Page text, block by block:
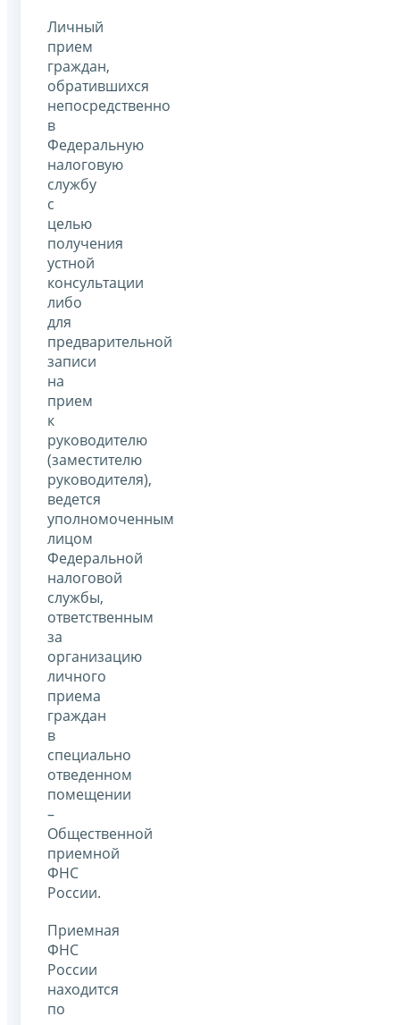
Личный
прием
граждан,
обратившихся
непосредственно
в
Федеральную
налоговую
службу
с
целью
получения
устной
консультации
либо
для
предварительной
записи
на
прием
к
руководителю
(заместителю
руководителя),
ведется
уполномоченным
лицом
Федеральной
налоговой
службы,
ответственным
за
организацию
личного
приема
граждан
в
специально
отведенном
помещении
–
Общественной
приемной
ФНС
России.
Приемная
ФНС
России
находится
по